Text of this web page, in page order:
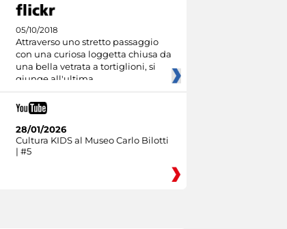
05/10/2018
Attraverso uno stretto passaggio
con una curiosa loggetta chiusa da
una bella vetrata a tortiglioni, si
giunge all'ultima
28/01/2026
Cultura KIDS al Museo Carlo Bilotti
| #5